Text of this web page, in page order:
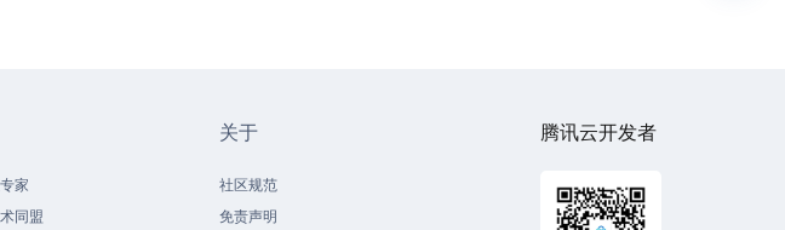
家
同盟
关于
社区规范
免责声明
腾讯云开发者